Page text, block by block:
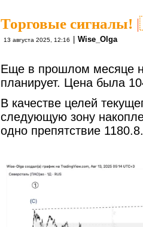
Торговые сигналы! |
13 августа 2025, 12:16 Wise_Olga
Еще в прошлом месяце
планирует. Цена была
В качестве целей
следующую зону
одно препятствие